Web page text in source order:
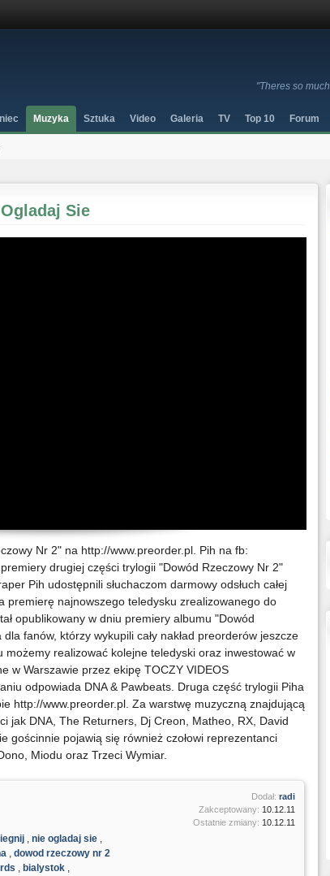
"Theres so
Muzyka Sztuka Video Galeria TV Top 10 Forum
Sie
Nr 2" na http://www.preorder.pl. Pih na fb:
drugiej części trylogii "Dowód Rzeczowy Nr 2"
Pih udostępnili słuchaczom darmowy odsłuch całej
premierę najnowszego teledysku zrealizowanego do
opublikowany w dniu premiery albumu "Dowód
fanów, którzy wykupili cały nakład preorderów jeszcze
realizować kolejne teledyski oraz inwestować w
w Warszawie przez ekipę TOCZY VIDEOS
odpowiada DNA & Pawbeats. Druga część trylogii Piha
http://www.preorder.pl. Za warstwę muzyczną znajdującą
jak DNA, The Returners, Dj Creon, Matheo, RX, David
gościnnie pojawią się również czołowi reprezentanci
Miodu oraz Trzeci Wymiar.
, nie ogladaj sie ,
, dowod rzeczowy nr 2
, bialystok ,
Dodał: radi
Zakceptowany: 10.12.11
Ostatnie zmiany: 10.12.11